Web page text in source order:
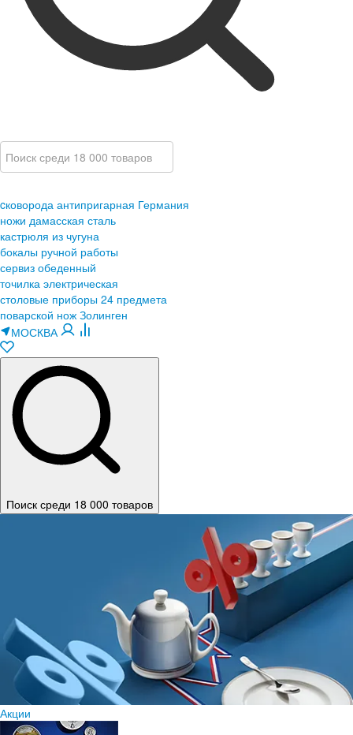
cковорода антипригарная Германия
ножи дамасская сталь
кастрюля из чугуна
бокалы ручной работы
сервиз обеденный
точилка электрическая
столовые приборы 24 предмета
поварской нож Золинген
МОСКВА
Поиск среди 18 000 товаров
Акции